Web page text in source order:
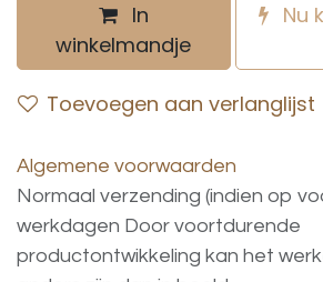
In
winkelmandje
Nu
Toevoegen aan verlanglijst
Algemene voorwaarden
Normaal verzending (indien op
werkdagen Door voortdurende
productontwikkeling kan het